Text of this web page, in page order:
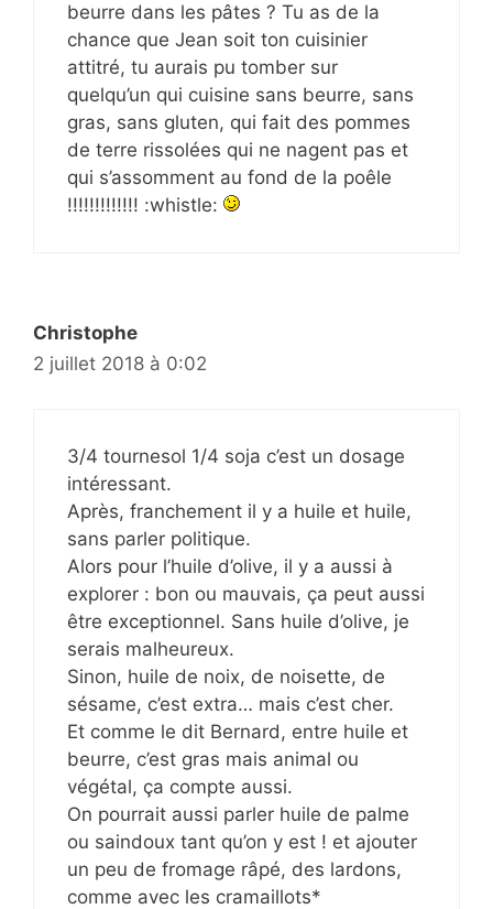
beurre dans les pâtes ? Tu as de la
chance que Jean soit ton cuisinier
attitré, tu aurais pu tomber sur
quelqu’un qui cuisine sans beurre, sans
gras, sans gluten, qui fait des pommes
de terre rissolées qui ne nagent pas et
qui s’assomment au fond de la poêle
!!!!!!!!!!!!! :whistle:
Christophe
2 juillet 2018 à 0:02
3/4 tournesol 1/4 soja c’est un dosage
intéressant.
Après, franchement il y a huile et huile,
sans parler politique.
Alors pour l’huile d’olive, il y a aussi à
explorer : bon ou mauvais, ça peut aussi
être exceptionnel. Sans huile d’olive, je
serais malheureux.
Sinon, huile de noix, de noisette, de
sésame, c’est extra… mais c’est cher.
Et comme le dit Bernard, entre huile et
beurre, c’est gras mais animal ou
végétal, ça compte aussi.
On pourrait aussi parler huile de palme
ou saindoux tant qu’on y est ! et ajouter
un peu de fromage râpé, des lardons,
comme avec les cramaillots*